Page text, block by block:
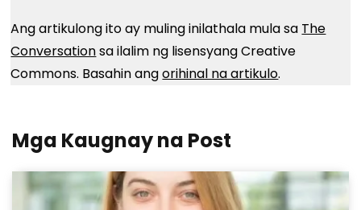
Ang artikulong ito ay muling inilathala mula sa The
Conversationsa ilalim ng lisensyang Creative
Commons. Basahin angorihinal na artikulo.
Mga Kaugnay na Post